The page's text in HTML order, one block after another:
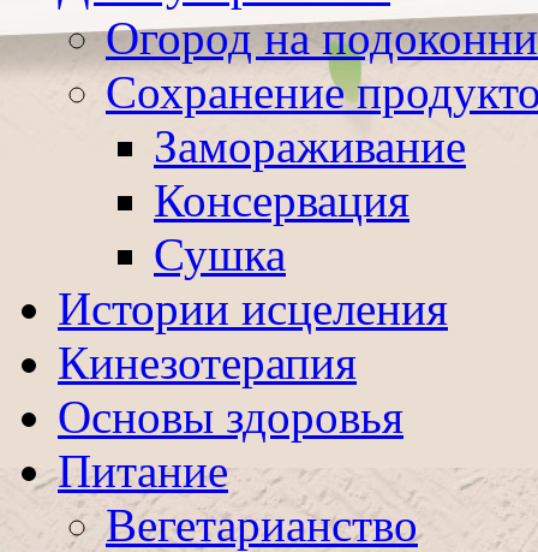
Огород на
Сохранение
Замораживание
Консервация
Сушка
Истории исцеления
Кинезотерапия
Основы здоровья
Питание
Вегетарианство